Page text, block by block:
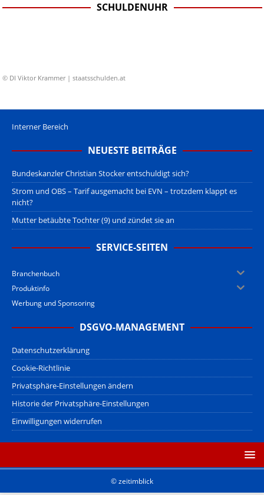
SCHULDENUHR
© DI Viktor Krammer | staatsschulden.at
Interner Bereich
NEUESTE BEITRÄGE
Bundeskanzler Christian Stocker entschuldigt sich?
Strom und OBS – Tarif ausgemacht bei EVN – trotzdem klappt es
nicht?
Mutter betäubte Tochter (9) und zündet sie an
SERVICE-SEITEN
Branchenbuch
Produktinfo
Werbung und Sponsoring
DSGVO-MANAGEMENT
Datenschutzerklärung
Cookie-Richtlinie
Privatsphäre-Einstellungen ändern
Historie der Privatsphäre-Einstellungen
Einwilligungen widerrufen
© zeitimblick